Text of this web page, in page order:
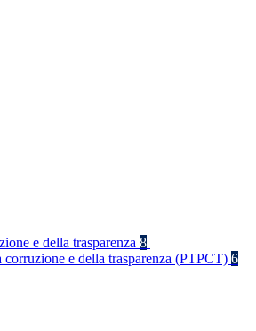
e della trasparenza 8
e della trasparenza (PTPCT) 6